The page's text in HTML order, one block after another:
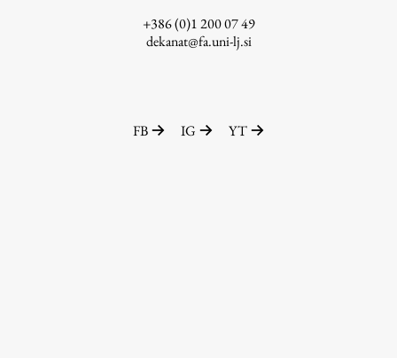
+386 (0)1 200 07 49
dekanat@fa.uni-lj.si
FB IG YT